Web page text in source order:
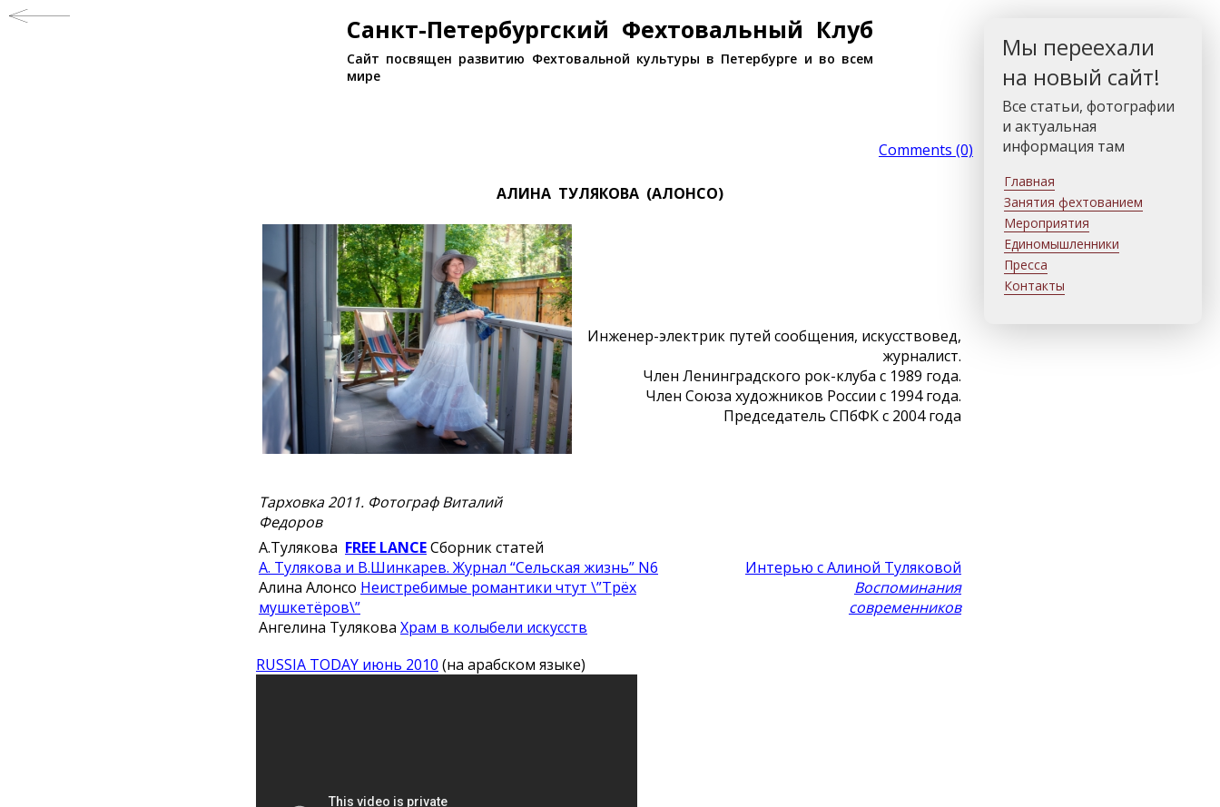
Мы переехали
на новый сайт!
Все статьи, фотографии
и актуальная
информация там
Главная
Занятия фехтованием
Мероприятия
Единомышленники
Пресса
Контакты
Санкт-Петербургский Фехтовальный Клуб
Сайт посвящен развитию Фехтовальной культуры в Петербурге и во всем
мире
Comments (0)
АЛИНА ТУЛЯКОВА (АЛОНСО)
Тарховка 2011. Фотограф Виталий
Федоров
Инженер-электрик путей сообщения, искусствовед,
журналист.
Член Ленинградского рок-клуба с 1989 года.
Член Союза художников России с 1994 года.
Председатель СПбФК с 2004 года
А.Тулякова FREE LANCEСборник статей
А. Тулякова и В.Шинкарев. Журнал “Сельская жизнь” N6
Алина Алонсо Неистребимые романтики чтут \”Трёх
мушкетёров\”
Ангелина Тулякова Храм в колыбели искусств
Интерью с Алиной Туляковой
Воспоминания
современников
RUSSIA TODAY июнь 2010 (на арабском языке)